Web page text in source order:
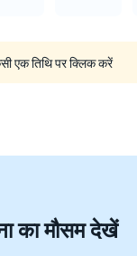
एक तिथि पर क्लिक करें
का मौसम देखें